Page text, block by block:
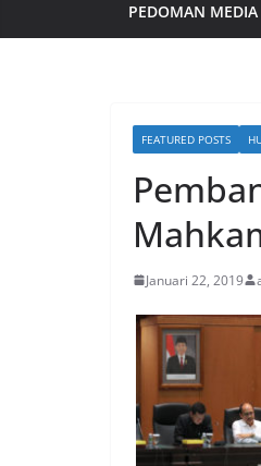
PEDOMAN MEDIA
FEATURED POSTS
Januari 22, 2019